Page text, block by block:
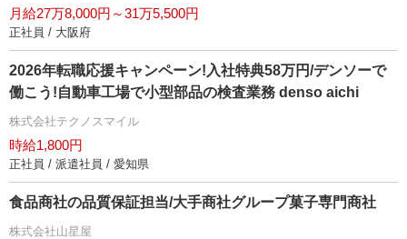
月給27万8,000円～31万5,500円
正社員 / 大阪府
2026年転職応援キャンペーン!入社特典58万円/デンソーで
働こう!自動車工場で小型部品の検査業務 denso aichi
株式会社テクノスマイル
時給1,800円
正社員 / 派遣社員 / 愛知県
食品商社の品質保証担当/大手商社グループ菓子専門商社
株式会社山星屋